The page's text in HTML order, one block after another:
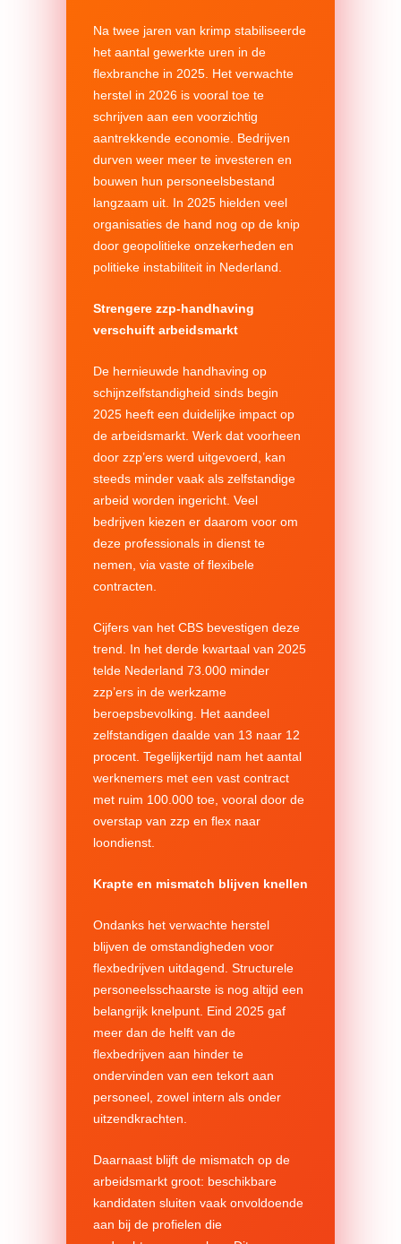
Na twee jaren van krimp stabiliseerde
het aantal gewerkte uren in de
flexbranche in 2025. Het verwachte
herstel in 2026 is vooral toe te
schrijven aan een voorzichtig
aantrekkende economie. Bedrijven
durven weer meer te investeren en
bouwen hun personeelsbestand
langzaam uit. In 2025 hielden veel
organisaties de hand nog op de knip
door geopolitieke onzekerheden en
politieke instabiliteit in Nederland.
Strengere zzp-handhaving
verschuift arbeidsmarkt
De hernieuwde handhaving op
schijnzelfstandigheid sinds begin
2025 heeft een duidelijke impact op
de arbeidsmarkt. Werk dat voorheen
door zzp’ers werd uitgevoerd, kan
steeds minder vaak als zelfstandige
arbeid worden ingericht. Veel
bedrijven kiezen er daarom voor om
deze professionals in dienst te
nemen, via vaste of flexibele
contracten.
Cijfers van het CBS bevestigen deze
trend. In het derde kwartaal van 2025
telde Nederland 73.000 minder
zzp’ers in de werkzame
beroepsbevolking. Het aandeel
zelfstandigen daalde van 13 naar 12
procent. Tegelijkertijd nam het aantal
werknemers met een vast contract
met ruim 100.000 toe, vooral door de
overstap van zzp en flex naar
loondienst.
Krapte en mismatch blijven knellen
Ondanks het verwachte herstel
blijven de omstandigheden voor
flexbedrijven uitdagend. Structurele
personeelsschaarste is nog altijd een
belangrijk knelpunt. Eind 2025 gaf
meer dan de helft van de
flexbedrijven aan hinder te
ondervinden van een tekort aan
personeel, zowel intern als onder
uitzendkrachten.
Daarnaast blijft de mismatch op de
arbeidsmarkt groot: beschikbare
kandidaten sluiten vaak onvoldoende
aan bij de profielen die